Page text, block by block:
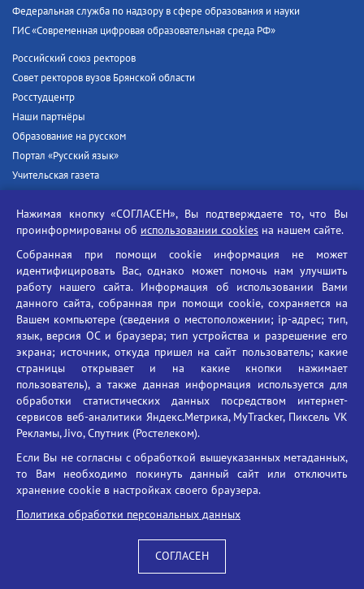
Федеральная служба по надзору в сфере образования и науки
ГИС «Современная цифровая образовательная среда РФ»
Российский союз ректоров
Совет ректоров вузов Брянской области
Росстудцентр
Наши партнёры
Образование на русском
Портал «Русский язык»
Учительская газета
Единый портал государственных услуг
Противодействие угрозам информационной безопасности
Социальные ролики - Генеральная прокуратура РФ
Противодействие коррупции
БГУ против наркотиков
Брянский государственный университет
имени академика И.Г. Петровского
Время работы: пн-пт 09:00-18:00
Телефон: +7(4832)58-90-85
Вход
Нажимая кнопку «СОГЛАСЕН», Вы подтверждаете то, что Вы
проинформированы об использовании cookies на нашем сайте.
Собранная при помощи cookie информация не может
идентифицировать Вас, однако может помочь нам улучшить
работу нашего сайта. Информация об использовании Вами
данного сайта, собранная при помощи cookie, сохраняется на
Вашем компьютере (сведения о местоположении; ip-адрес; тип,
язык, версия ОС и браузера; тип устройства и разрешение его
экрана; источник, откуда пришел на сайт пользователь; какие
страницы открывает и на какие кнопки нажимает
пользователь), а также данная информация используется для
обработки статистических данных посредством интернет-
сервисов веб-аналитики Яндекс.Метрика, MyTracker, Пиксель VK
Рекламы, Jivo, Спутник (Ростелеком).
Если Вы не согласны с обработкой вышеуказанных метаданных,
то Вам необходимо покинуть данный сайт или отключить
хранение cookie в настройках своего браузера.
Политика обработки персональных данных
СОГЛАСЕН